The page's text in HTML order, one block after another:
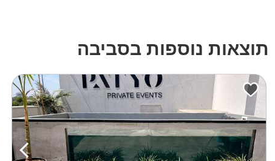
תוצאות נוספות בסביבה